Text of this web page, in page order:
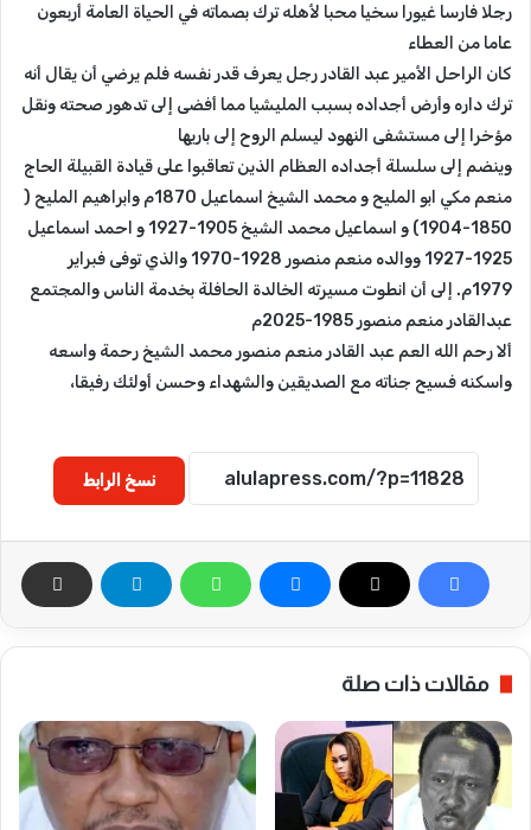
رجلا فارسا غيورا سخيا محبا لأهله ترك بصماته في الحياة العامة أربعون
عاما من العطاء
كان الراحل الأمير عبد القادر رجل يعرف قدر نفسه فلم يرضي أن يقال أنه
ترك داره وأرض أجداده بسبب المليشيا مما أفضى إلى تدهور صحته ونقل
مؤخرا إلى مستشفى النهود ليسلم الروح إلى باريها
وينضم إلى سلسلة أجداده العظام الذين تعاقبوا على قيادة القبيلة الحاج
منعم مكي ابو المليح و محمد الشيخ اسماعيل 1870م وابراهيم المليح (
1850-1904) و اسماعيل محمد الشيخ 1905-1927 و احمد اسماعيل
1925-1927 ووالده منعم منصور 1928-1970 والذي توفى فبراير
1979م. إلى أن انطوت مسيرته الخالدة الحافلة بخدمة الناس والمجتمع
عبدالقادر منعم منصور 1985-2025م
ألا رحم الله العم عبد القادر منعم منصور محمد الشيخ رحمة واسعه
واسكنه فسيح جناته مع الصديقين والشهداء وحسن أولئك رفيقا،
نسخ الرابط
مقالات ذات صلة